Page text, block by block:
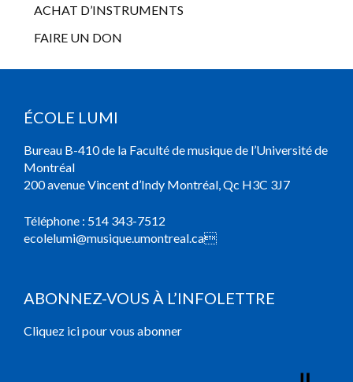
ACHAT D’INSTRUMENTS
FAIRE UN DON
ÉCOLE LUMI
Bureau B-410 de la Faculté de musique de l’Université de
Montréal
200 avenue Vincent d’Indy Montréal, Qc H3C 3J7
Téléphone : 514 343-7512
ecolelumi@musique.umontreal.ca
ABONNEZ-VOUS À L’INFOLETTRE
Cliquez ici pour vous abonner